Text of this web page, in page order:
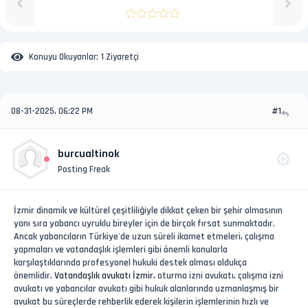
Konuyu Okuyanlar: 1 Ziyaretçi
08-31-2025, 06:22 PM #1
burcualtinok
Posting Freak
İzmir dinamik ve kültürel çeşitliliğiyle dikkat çeken bir şehir olmasının
yanı sıra yabancı uyruklu bireyler için de birçok fırsat sunmaktadır.
Ancak yabancıların Türkiye'de uzun süreli ikamet etmeleri, çalışma
yapmaları ve vatandaşlık işlemleri gibi önemli konularla
karşılaştıklarında profesyonel hukuki destek alması oldukça
önemlidir. Vatandaşlık avukatı İzmir, oturma izni avukatı, çalışma izni
avukatı ve yabancılar avukatı gibi hukuk alanlarında uzmanlaşmış bir
avukat bu süreçlerde rehberlik ederek kişilerin işlemlerinin hızlı ve